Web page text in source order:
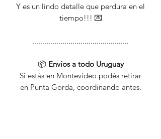
Y es un lindo detalle que perdura en el
tiempo!!! 💌
................................................
📦 Envíos a todo Uruguay
Si estás en Montevideo podés retirar
en Punta Gorda, coordinando antes.